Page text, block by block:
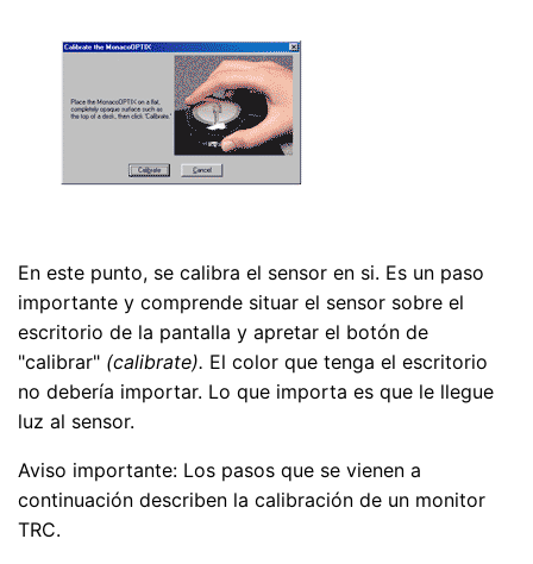
En este punto, se calibra el sensor en si. Es un paso
importante y comprende situar el sensor sobre el
escritorio de la pantalla y apretar el botón de
"calibrar" (calibrate). El color que tenga el escritorio
no debería importar. Lo que importa es que le llegue
luz al sensor.
Aviso importante: Los pasos que se vienen a
continuación describen la calibración de un monitor
TRC.